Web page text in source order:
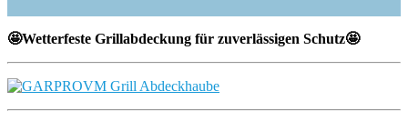
🤩Wetterfeste Grillabdeckung für zuverlässigen Schutz🤩